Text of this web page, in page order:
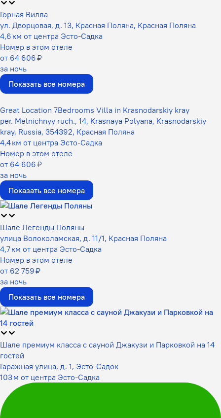
Горная Вилла
ул. Дворцовая, д. 13, Красная Поляна, Красная Поляна
4,6 км от центра Эсто-Садка
Номер в этом отеле
от 64 606 ₽
за ночь
Показать все номера
Great Location 7Bedrooms Villa in Krasnodarskiy kray
per. Melnichnyy ruch., 14, Krasnaya Polyana, Krasnodarskiy
kray, Russia, 354392, Красная Поляна
4,4 км от центра Эсто-Садка
Номер в этом отеле
от 64 606 ₽
за ночь
Показать все номера
Шале Легенды Поляны
улица Волоколамская, д. 11/1, Красная Поляна
4,7 км от центра Эсто-Садка
Номер в этом отеле
от 62 759 ₽
за ночь
Показать все номера
Шале премиум класса с сауной Джакузи и Парковкой на 14
гостей
Гаражная улица, д. 1, Эсто-Садок
103 м от центра Эсто-Садка